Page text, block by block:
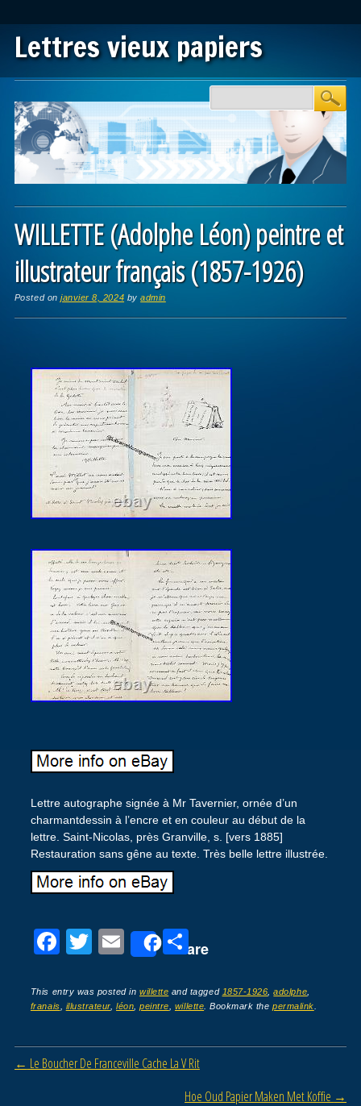
Lettres vieux papiers
Main menu
WILLETTE (Adolphe Léon) peintre et
illustrateur français (1857-1926)
Posted onjanvier 8, 2024 byadmin
Lettre autographe signée à Mr Tavernier, ornée d’un
charmantdessin à l’encre et en couleur au début de la
lettre. Saint-Nicolas, près Granville, s. [vers 1885]
Restauration sans gêne au texte. Très belle lettre illustrée.
F
c
e
b
o
T
tt
er
E
ail
Share
P
ta
g
er
This entry was posted inwillette and tagged 1857-1926 ,adolphe
franais
illustrateur,léon ,peintre willette . Bookmark thepermalink
Post navigation
← Le Boucher De Franceville Cache La V Rit
Hoe Oud Papier Maken Met Koffie →